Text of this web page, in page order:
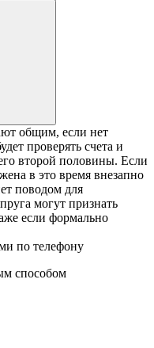
общим, если нет
проверять счета и
второй половины. Если
в это время внезапно
поводом для
могут признать
если формально
по телефону
способом